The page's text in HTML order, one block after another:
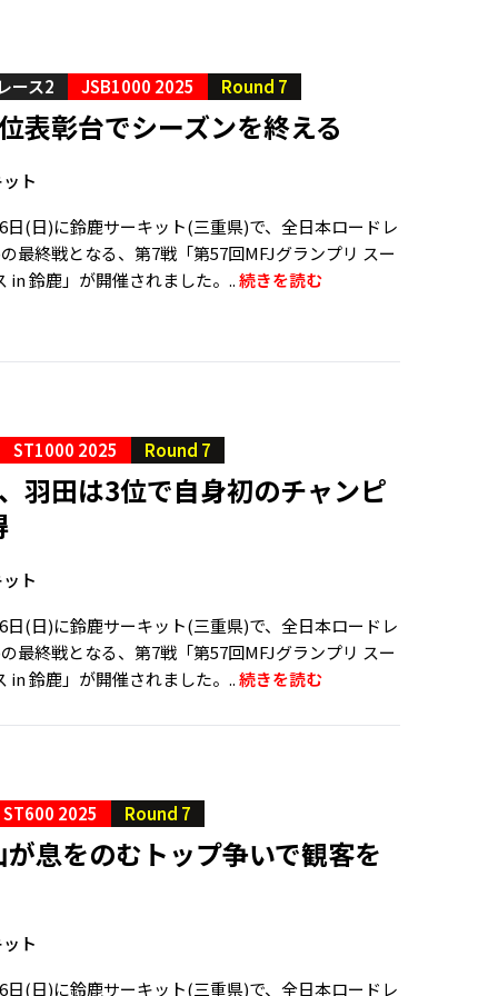
ース2 JSB1000 2025 Round 7
表彰台でシーズンを終える
ト
日(日)に鈴鹿サーキット(三重県)で、全日本ロードレ
最終戦となる、第7戦「第57回MFJグランプリ スー
in 鈴鹿」が開催されました。..続きを読む
ST1000 2025 Round 7
羽田は3位で自身初のチャンピ
ト
日(日)に鈴鹿サーキット(三重県)で、全日本ロードレ
最終戦となる、第7戦「第57回MFJグランプリ スー
in 鈴鹿」が開催されました。..続きを読む
ST600 2025 Round 7
息をのむトップ争いで観客を
ト
日(日)に鈴鹿サーキット(三重県)で、全日本ロードレ